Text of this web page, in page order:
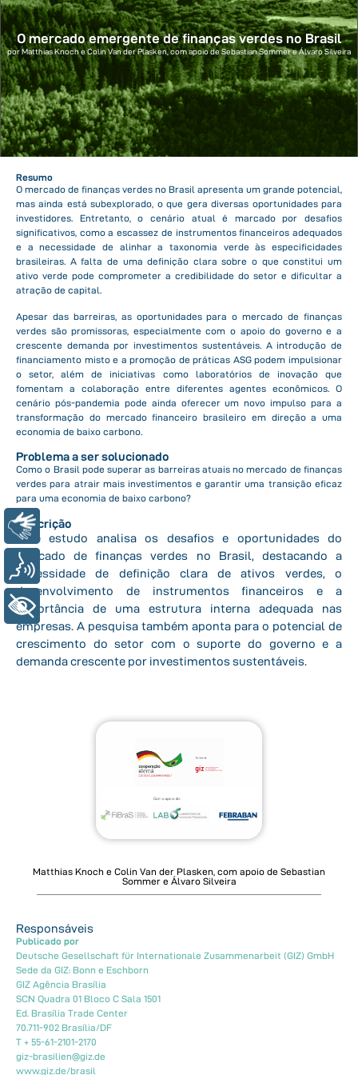
O mercado emergente de finanças verdes no Brasil
por Matthias Knoch e Colin Van der Plasken, com apoio de Sebastian Sommer e Álvaro Silveira
Resumo
O mercado de finanças verdes no Brasil apresenta um grande potencial,
mas ainda está subexplorado, o que gera diversas oportunidades para
investidores. Entretanto, o cenário atual é marcado por desafios
significativos, como a escassez de instrumentos financeiros adequados
e a necessidade de alinhar a taxonomia verde às especificidades
brasileiras. A falta de uma definição clara sobre o que constitui um
ativo verde pode comprometer a credibilidade do setor e dificultar a
atração de capital.
Apesar das barreiras, as oportunidades para o mercado de finanças
verdes são promissoras, especialmente com o apoio do governo e a
crescente demanda por investimentos sustentáveis. A introdução de
financiamento misto e a promoção de práticas ASG podem impulsionar
o setor, além de iniciativas como laboratórios de inovação que
fomentam a colaboração entre diferentes agentes econômicos. O
cenário pós-pandemia pode ainda oferecer um novo impulso para a
transformação do mercado financeiro brasileiro em direção a uma
economia de baixo carbono.
Problema a ser solucionado
Como o Brasil pode superar as barreiras atuais no mercado de finanças
verdes para atrair mais investimentos e garantir uma transição eficaz
para uma economia de baixo carbono?
Descrição
Este estudo analisa os desafios e oportunidades do
mercado de finanças verdes no Brasil, destacando a
necessidade de definição clara de ativos verdes, o
desenvolvimento de instrumentos financeiros e a
importância de uma estrutura interna adequada nas
empresas. A pesquisa também aponta para o potencial de
crescimento do setor com o suporte do governo e a
demanda crescente por investimentos sustentáveis.
Matthias Knoch e Colin Van der Plasken, com apoio de Sebastian
Sommer e Álvaro Silveira
Responsáveis
Publicado por
Deutsche Gesellschaft für Internationale Zusammenarbeit (GIZ) GmbH
Sede da GIZ: Bonn e Eschborn
GIZ Agência Brasília
SCN Quadra 01 Bloco C Sala 1501
Ed. Brasília Trade Center
70.711-902 Brasília/DF
T + 55-61-2101-2170
giz-brasilien@giz.de
www.giz.de/brasil
Libras
Voz
+ Acessibilidade